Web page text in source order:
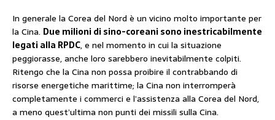
In generale la Corea del Nord è un vicino molto importante per
la Cina. Due milioni di sino-coreani sono inestricabilmente
legati alla RPDC, e nel momento in cui la situazione
peggiorasse, anche loro sarebbero inevitabilmente colpiti.
Ritengo che la Cina non possa proibire il contrabbando di
risorse energetiche marittime; la Cina non interromperà
completamente i commerci e l’assistenza alla Corea del Nord,
a meno quest’ultima non punti dei missili sulla Cina.